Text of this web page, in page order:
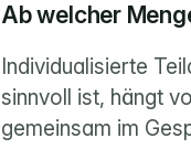
Ab welcher
Individualisierte
sinnvoll ist, hängt
gemeinsam im